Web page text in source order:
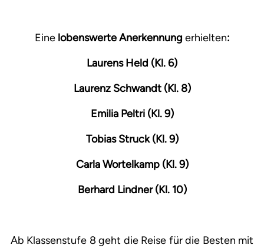
Einelobenswerte Anerkennung erhielten:
Laurens Held (Kl. 6)
Laurenz Schwandt (Kl. 8)
Emilia Peltri (Kl. 9)
Tobias Struck (Kl. 9)
Carla Wortelkamp (Kl. 9)
Berhard Lindner (Kl. 10)
Ab Klassenstufe 8 geht die Reise für die Besten mit